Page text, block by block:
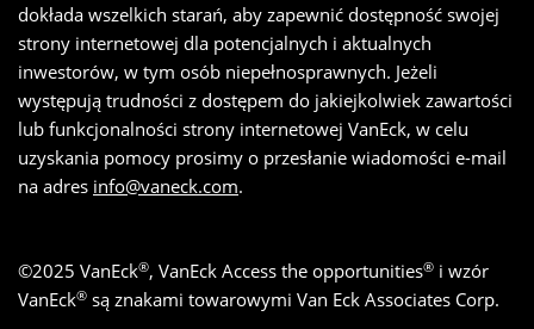
dokłada wszelkich starań, aby zapewnić dostępność swojej
strony internetowej dla potencjalnych i aktualnych
inwestorów, w tym osób niepełnosprawnych. Jeżeli
występują trudności z dostępem do jakiejkolwiek zawartości
lub funkcjonalności strony internetowej VanEck, w celu
uzyskania pomocy prosimy o przesłanie wiadomości e-mail
na adres info@vaneck.com.
©2025 VanEck®, VanEck Access the opportunities® i wzór
VanEck® są znakami towarowymi Van Eck Associates Corp.